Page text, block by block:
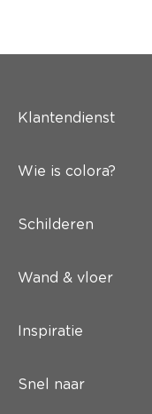
Klantendienst
Wie is colora?
Schilderen
Wand & vloer
Inspiratie
Snel naar